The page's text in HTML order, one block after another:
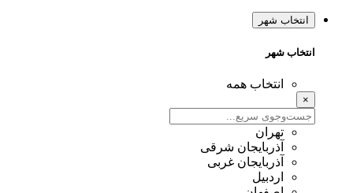
انتخاب شهر
انتخاب شهر
انتخاب همه
تهران
آذربایجان شرقی
آذربایجان غربی
اردبیل